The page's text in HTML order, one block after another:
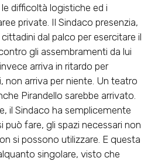
difficoltà logistiche ed i
private. Il Sindaco presenzia,
dal palco per esercitare il
gli assembramenti da lui
arriva in ritardo per
non arriva per niente. Un teatro
Pirandello sarebbe arrivato.
il Sindaco ha semplicemente
può fare, gli spazi necessari non
si possono utilizzare. E questa
singolare, visto che